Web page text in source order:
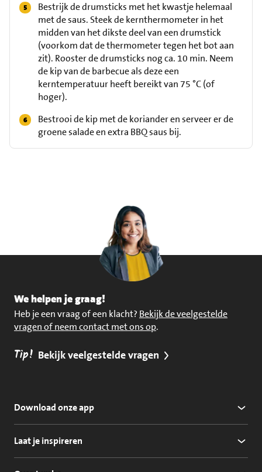
Bestrijk de drumsticks met het kwastje helemaal
met de saus. Steek de kernthermometer in het
midden van het dikste deel van een drumstick
(voorkom dat de thermometer tegen het bot aan
zit). Rooster de drumsticks nog ca. 10 min. Neem
de kip van de barbecue als deze een
kerntemperatuur heeft bereikt van 75 °C (of
hoger).
Bestrooi de kip met de koriander en serveer er de
groene salade en extra BBQ saus bij.
We helpen je graag!
Heb je een vraag of een klacht? Bekijk de veelgestelde
vragen of neem contact met ons op.
Tip! Bekijk veelgestelde vragen
Download onze app
Laat je inspireren